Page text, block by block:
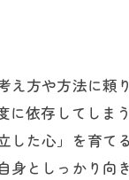
方や方法に
に依存してし
た心」を育
としっかり